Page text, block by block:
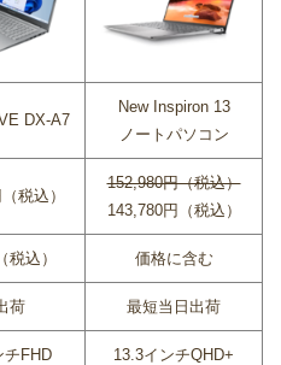
DX-A7
New Inspiron 13
ノートパソコン
税込）
152,980円（税込）
143,780円（税込）
税込） 価格に含む
荷 最短当日出荷
チFHD 13.3インチQHD+